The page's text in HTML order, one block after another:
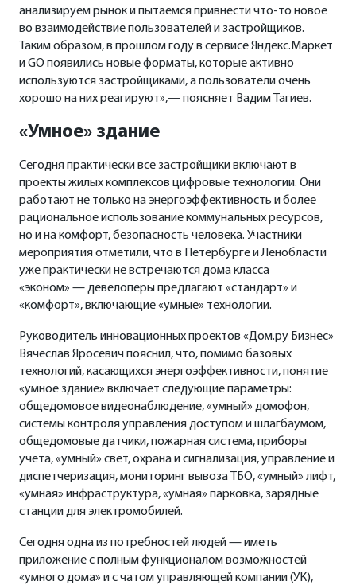
анализируем рынок и пытаемся привнести что-то новое
во взаимодействие пользователей и застройщиков.
Таким образом, в прошлом году в сервисе Яндекс.Маркет
и GO появились новые форматы, которые активно
используются застройщиками, а пользователи очень
хорошо на них реагируют»,— поясняет Вадим Тагиев.
«Умное» здание
Сегодня практически все застройщики включают в
проекты жилых комплексов цифровые технологии. Они
работают не только на энергоэффективность и более
рациональное использование коммунальных ресурсов,
но и на комфорт, безопасность человека. Участники
мероприятия отметили, что в Петербурге и Ленобласти
уже практически не встречаются дома класса
«эконом» — девелоперы предлагают «стандарт» и
«комфорт», включающие «умные» технологии.
Руководитель инновационных проектов «Дом.ру Бизнес»
Вячеслав Яросевич пояснил, что, помимо базовых
технологий, касающихся энергоэффективности, понятие
«умное здание» включает следующие параметры:
общедомовое видеонаблюдение, «умный» домофон,
системы контроля управления доступом и шлагбаумом,
общедомовые датчики, пожарная система, приборы
учета, «умный» свет, охрана и сигнализация, управление и
диспетчеризация, мониторинг вывоза ТБО, «умный» лифт,
«умная» инфраструктура, «умная» парковка, зарядные
станции для электромобилей.
Сегодня одна из потребностей людей — иметь
приложение с полным функционалом возможностей
«умного дома» и с чатом управляющей компании (УК),